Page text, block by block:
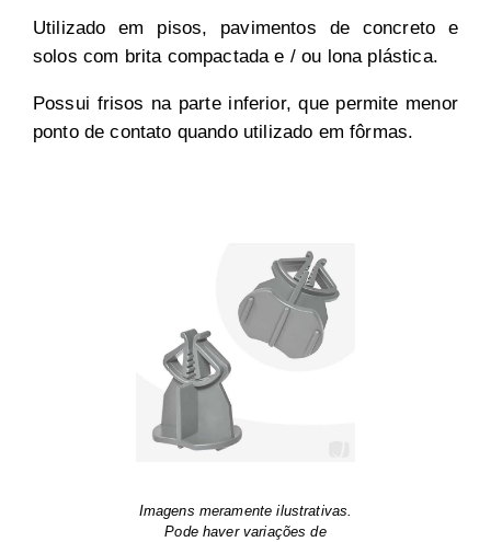
Utilizado em pisos, pavimentos de concreto e
solos com brita compactada e / ou lona plástica.
Possui frisos na parte inferior, que permite menor
ponto de contato quando utilizado em fôrmas.
Imagens meramente ilustrativas.
Pode haver variações de